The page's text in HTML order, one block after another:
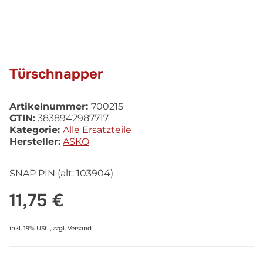
Türschnapper
Artikelnummer: 700215
GTIN: 3838942987717
Kategorie: Alle Ersatzteile
Hersteller: ASKO
SNAP PIN (alt: 103904)
11,75 €
inkl. 19% USt. , zzgl. Versand